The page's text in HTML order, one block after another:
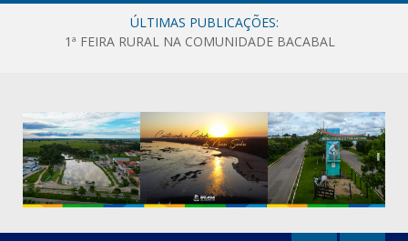
ÚLTIMAS PUBLICAÇÕES:
1ª FEIRA RURAL NA COMUNIDADE BACABAL